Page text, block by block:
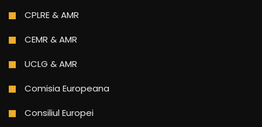
CPLRE & AMR
CEMR & AMR
UCLG & AMR
Comisia Europeana
Consiliul Europei